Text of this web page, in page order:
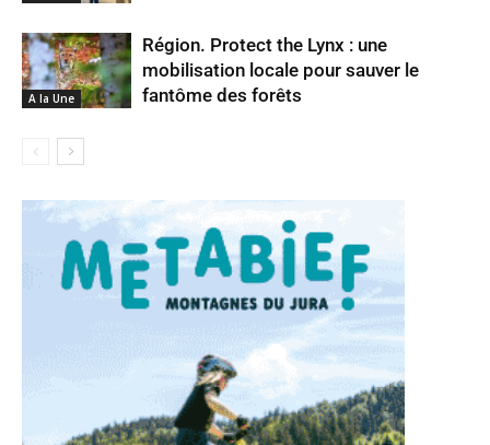
A la Une
Région. Protect the Lynx : une
mobilisation locale pour sauver le
fantôme des forêts